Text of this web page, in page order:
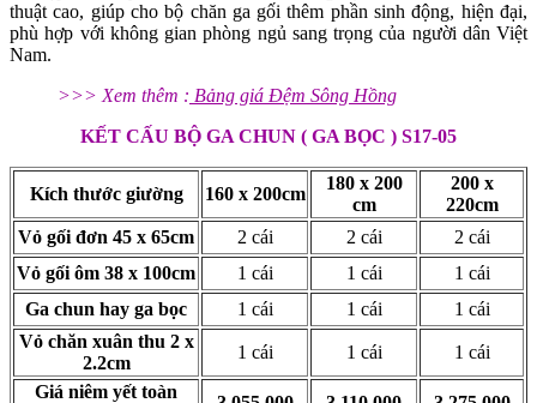
thuật cao, giúp cho bộ chăn ga gối thêm phần sinh động, hiện đại,
phù hợp với không gian phòng ngủ sang trọng của người dân Việt
Nam.
>>> Xem thêm : Bảng giá Đệm Sông Hồng
KẾT CẤU BỘ GA CHUN ( GA BỌC ) S17-05
Kích thước giường 160 x 200cm
180 x 200
cm
200 x
220cm
Vỏ gối đơn 45 x 65cm
2 cái 2 cái
2 cái
Vỏ gối ôm 38 x 100cm
1 cái 1 cái
1 cái
Ga chun hay ga bọc
1 cái 1 cái
1 cái
Vỏ chăn xuân thu 2 x
2.2cm
1 cái 1 cái
1 cái
Giá niêm yết toàn